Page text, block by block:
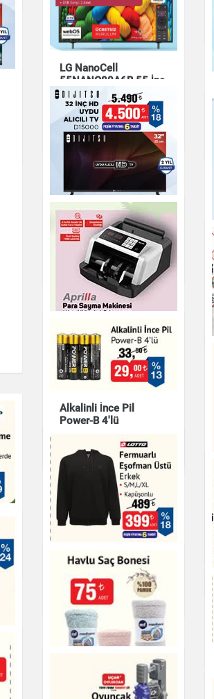
LG NanoCell
55NANO80A6B 55 İnç
4K Ultra HD NanoCell
Smart TV
Elektronik
Dijitsu 32 İnç HD Uydu
Alıcılı TV
Elektronik
Aprilla Para Sayma
Elektronik
Alkalinli İnce Pil
Power-B 4'lü
Elektronik
Fermuarlı Eşofman